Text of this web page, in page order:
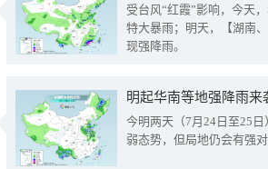
受台风“红霞”影响，今天
特大暴雨；明天，【湖南
现强降雨。
明起华南等地强降雨
今明两天（7月24日至25
弱态势，但局地仍会有强